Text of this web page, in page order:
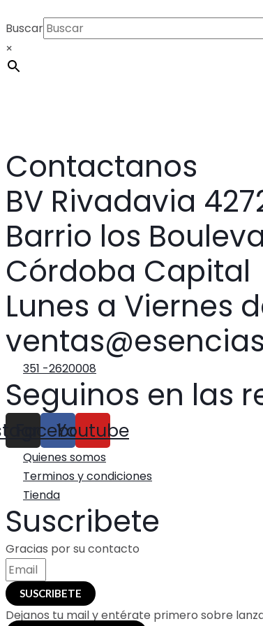
Buscar
×
Contactanos
BV Rivadavia
Barrio los
Córdoba Capital
Lunes a Viernes
351 -2620008
Seguinos en las
Facebook
Youtube
Quienes somos
Terminos y condiciones
Tienda
Suscribete
Gracias por su contacto
SUSCRIBETE
Dejanos tu mail y entérate primero sobre